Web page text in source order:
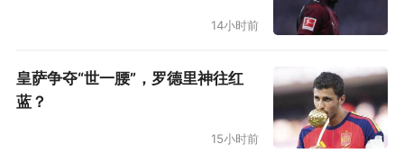
14小时前
皇萨争夺“世一腰”，罗德里神往红
蓝？
15小时前